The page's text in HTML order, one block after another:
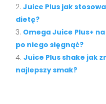
Juice Plus jak
dietę?
Omega Juice Plus+
po niego sięgnąć?
Juice Plus shake jak
najlepszy smak?